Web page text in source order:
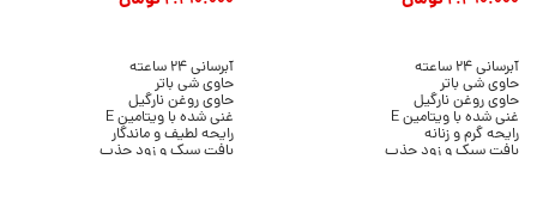
آبرسانی 24 ساعته
حاوی شی باتر
حاوی روغن نارگیل
غنی شده با ویتامین E
رایحه گرم و زنانه
بافت سبک و زود جذب
آبرسانی 24 ساعته
حاوی شی باتر
حاوی روغن نارگیل
غنی شده با ویتامین E
رایحه لطیف و ماندگار
بافت سبک و زود جذب